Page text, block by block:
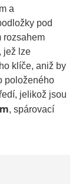
a
pod
rozsahem
jež lze
klíče, aniž by
položeného
jelikož jsou
, spárovací